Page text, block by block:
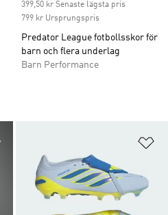
399,50 kr Senaste lägsta pris
799 kr Ursprungspris
Predator League fotbollsskor för
barn och flera underlag
Barn Performance